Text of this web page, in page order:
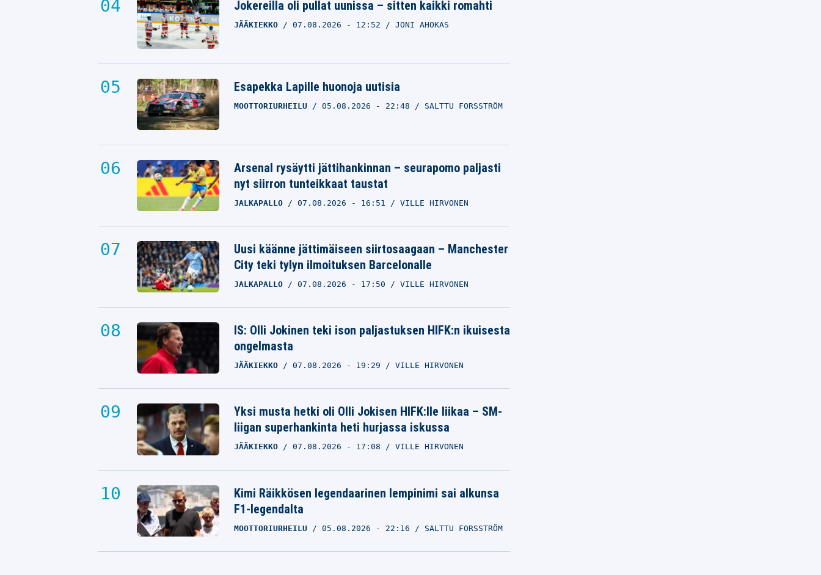
Jokereilla oli pullat uunissa – sitten kaikki romahti
JÄÄKIEKKO 07.08.2026 - 12:52 JONI AHOKAS
Esapekka Lapille huonoja uutisia
MOOTTORIURHEILU 05.08.2026 - 22:48 SALTTU FORSSTRÖM
Arsenal rysäytti jättihankinnan – seurapomo paljasti
nyt siirron tunteikkaat taustat
JALKAPALLO 07.08.2026 - 16:51 VILLE HIRVONEN
Uusi käänne jättimäiseen siirtosaagaan – Manchester
City teki tylyn ilmoituksen Barcelonalle
JALKAPALLO 07.08.2026 - 17:50 VILLE HIRVONEN
IS: Olli Jokinen teki ison paljastuksen HIFK:n ikuisesta
ongelmasta
JÄÄKIEKKO 07.08.2026 - 19:29 VILLE HIRVONEN
Yksi musta hetki oli Olli Jokisen HIFK:lle liikaa – SM-
liigan superhankinta heti hurjassa iskussa
JÄÄKIEKKO 07.08.2026 - 17:08 VILLE HIRVONEN
Kimi Räikkösen legendaarinen lempinimi sai alkunsa
F1-legendalta
MOOTTORIURHEILU 05.08.2026 - 22:16 SALTTU FORSSTRÖM